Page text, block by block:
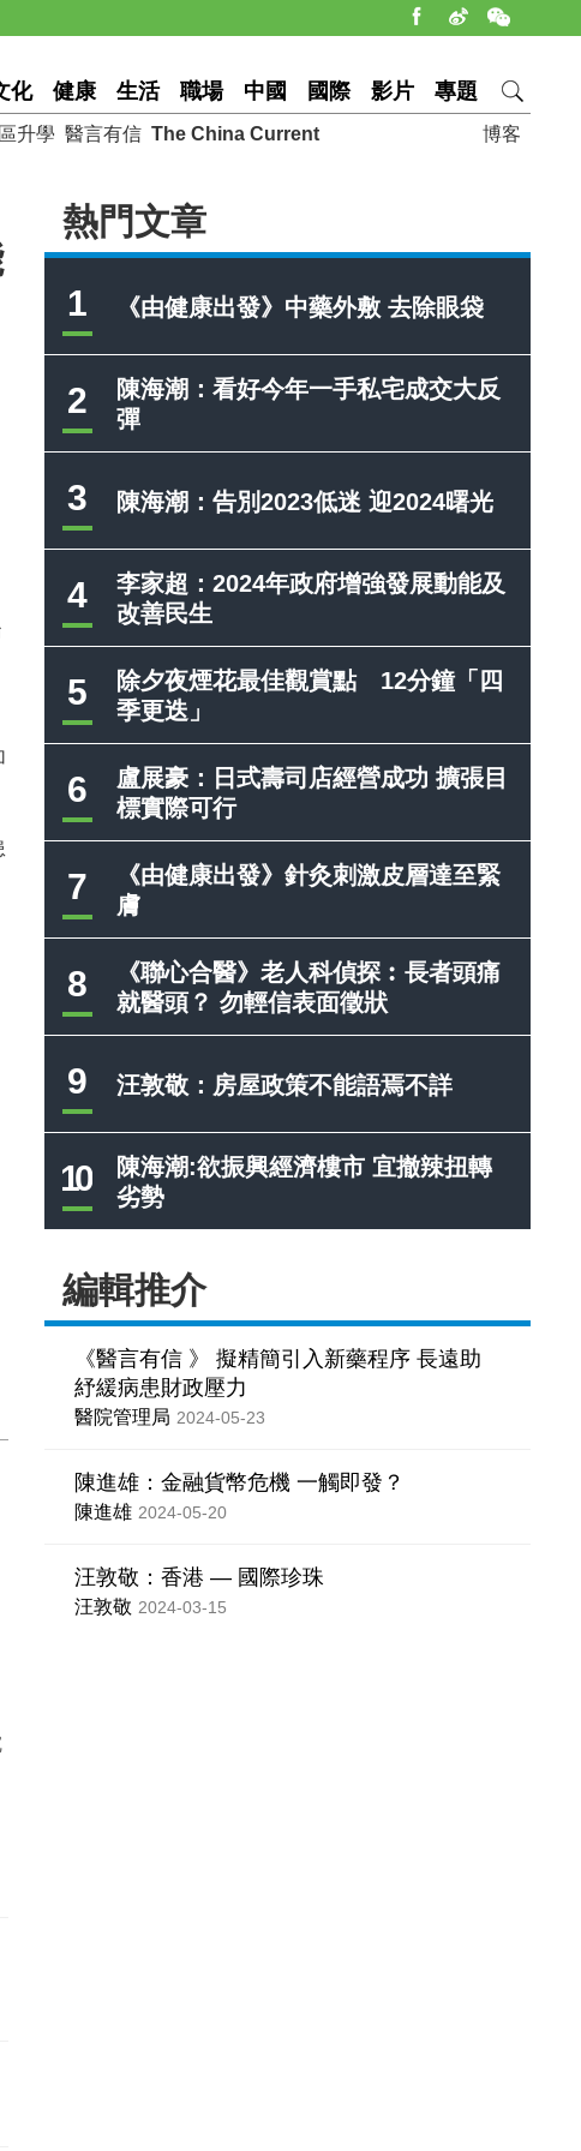
化 健康 生活 職場 中國 國際 影片 專題
博客
升學 醫言有信 The China Current
熱門文章
1 《由健康出發》中藥外敷 去除眼袋
2
陳海潮：看好今年一手私宅成交大反
彈
3 陳海潮：告別2023低迷 迎2024曙光
4
李家超：2024年政府增強發展動能及
改善民生
5
除夕夜煙花最佳觀賞點 12分鐘「四
季更迭」
6
盧展豪：日式壽司店經營成功 擴張目
標實際可行
7
《由健康出發》針灸刺激皮層達至緊
膚
8
《聯心合醫》老人科偵探︰長者頭痛
就醫頭？ 勿輕信表面徵狀
9 汪敦敬：房屋政策不能語焉不詳
10
陳海潮:欲振興經濟樓市 宜撤辣扭轉
劣勢
編輯推介
《醫言有信 》 擬精簡引入新藥程序 長遠助
紓緩病患財政壓力
醫院管理局 2024-05-23
陳進雄：金融貨幣危機 一觸即發？
陳進雄 2024-05-20
汪敦敬：香港 — 國際珍珠
汪敦敬 2024-03-15